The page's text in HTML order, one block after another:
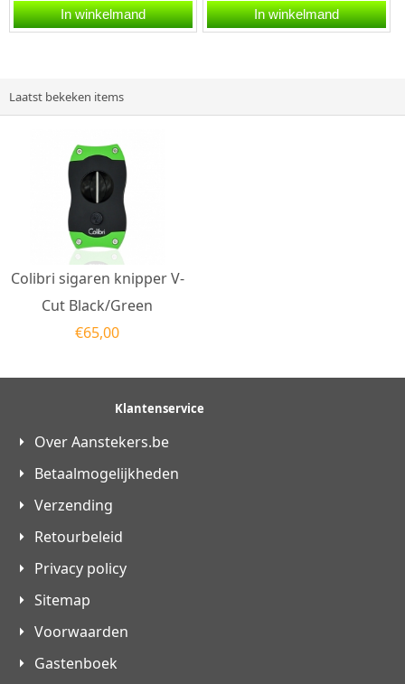
voorzien van twee
snijmessen van roestvrij...
In winkelmand
sigarenknipper is
gedurfd, mannelijk en
In winkelmand
Laatst bekeken items
Colibri sigaren knipper V-
Cut Black/Green
€65,00
Klantenservice
Over Aanstekers.be
Betaalmogelijkheden
Verzending
Retourbeleid
Privacy policy
Sitemap
Voorwaarden
Gastenboek